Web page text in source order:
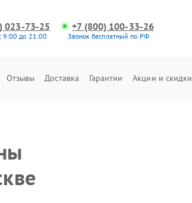
023-73-25
9:00 до 21:00
+7 (800) 100-33-26
Звонок бесплатный по РФ
Отзывы Доставка Гарантии Акции и скидки